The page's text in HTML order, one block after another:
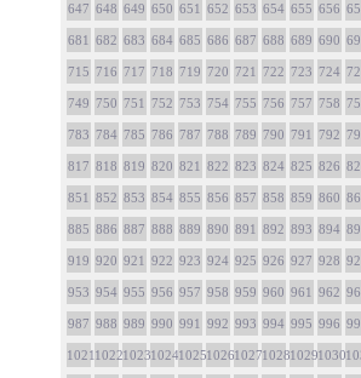
647 648 649 650 651 652 653 654 655 656
681 682 683 684 685 686 687 688 689 690
715 716 717 718 719 720 721 722 723 724
749 750 751 752 753 754 755 756 757 758
783 784 785 786 787 788 789 790 791 792
817 818 819 820 821 822 823 824 825 826
851 852 853 854 855 856 857 858 859 860
885 886 887 888 889 890 891 892 893 894
919 920 921 922 923 924 925 926 927 928
953 954 955 956 957 958 959 960 961 962
987 988 989 990 991 992 993 994 995 996
1021102210231024102510261027102810291030